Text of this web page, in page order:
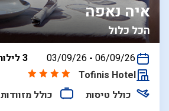
הכל כלול
איה נאפה
בין
03/09/26 - 06/09/26
3 לילות
Tofinis Hotel
כולל טיסות
כולל מזוודות